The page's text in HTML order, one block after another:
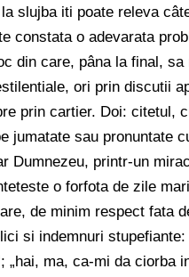
slujba iti poate releva
constata o adevarata
din care, pâna la final,
ori prin discutii
prin cartier. Doi: citetul,
jumatate sau pronuntate
Dumnezeu, printr-un
o forfota de zile
de minim respect fata
si indemnuri stupefiante:
„hai, ma, ca-mi da ciorba